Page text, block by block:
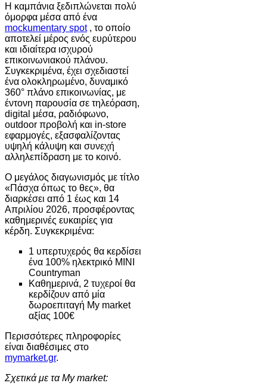
Η καμπάνια ξεδιπλώνεται πολύ
όμορφα μέσα από ένα
mockumentary spot, το οποίο
αποτελεί μέρος ενός ευρύτερου
και ιδιαίτερα ισχυρού
επικοινωνιακού πλάνου.
Συγκεκριμένα, έχει σχεδιαστεί
ένα ολοκληρωμένο, δυναμικό
360° πλάνο επικοινωνίας, με
έντονη παρουσία σε τηλεόραση,
digital μέσα, ραδιόφωνο,
outdoor προβολή και in-store
εφαρμογές, εξασφαλίζοντας
υψηλή κάλυψη και συνεχή
αλληλεπίδραση με το κοινό.
Ο μεγάλος διαγωνισμός με τίτλο
«Πάσχα όπως το θες», θα
διαρκέσει από 1 έως και 14
Απριλίου 2026, προσφέροντας
καθημερινές ευκαιρίες για
κέρδη. Συγκεκριμένα:
1 υπερτυχερός θα κερδίσει
ένα 100% ηλεκτρικό MINI
Countryman
Καθημερινά, 2 τυχεροί θα
κερδίζουν από μία
δωροεπιταγή My market
αξίας 100€
Περισσότερες πληροφορίες
είναι διαθέσιμες στο
mymarket.gr.
Σχετικά με τα My market: